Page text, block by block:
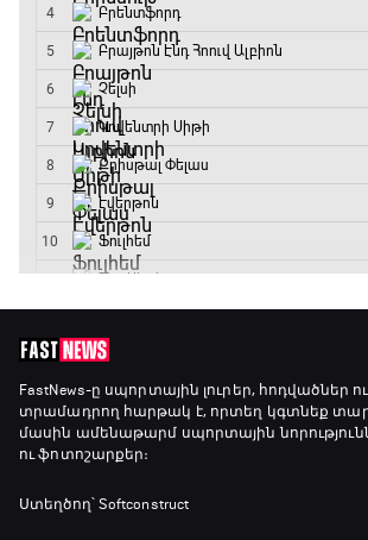
GOAT. Ռեգբի
15:20 - 15:45
ԱԱ-2026, Փլեյ-օֆֆ,
Ֆրանսիա - Իսպանիա
15:45 - 17:40
Փ/Ֆ Ակումբների աշխարհ
Լա լիգայի ստադիոնները
18:35 - 18:45
GOAT. Ֆորմուլա 1-ի
18:45 - 19:10
FastNews-ը սպորտային լուրեր, հոդվածներ ու
տրամադրող հարթակ է, որտեղ կգտնեք
մասին ամենաթարմ սպորտային
ու ֆոտոշարքեր։
Ստեղծող՝ Softconstruct